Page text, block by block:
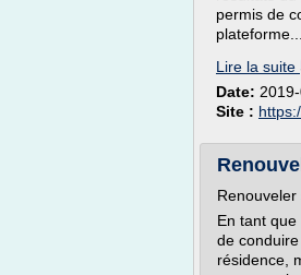
permis de
plateforme...
Lire la suite
Date:
Site :
En tant
de
résidence,